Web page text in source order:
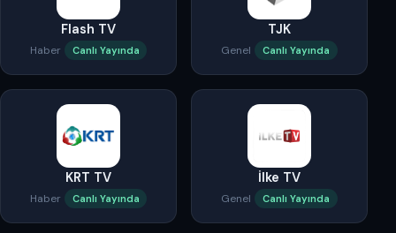
Flash TV
Haber Canlı Yayında
TJK
Genel Canlı Yayında
KRT TV
Haber Canlı Yayında
İlke TV
Genel Canlı Yayında